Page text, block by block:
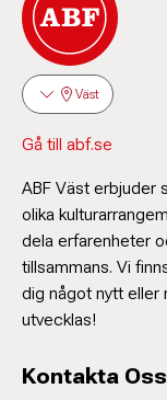
Väst
Gå till abf.se
ABF Väst erbjuder
olika
dela erfarenheter
tillsammans. Vi
dig något nytt eller
utvecklas!
Kontakta Oss